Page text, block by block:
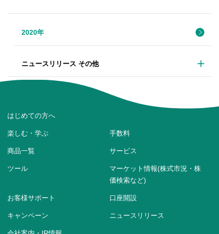
2020年
ニュースリリース その他
はじめての方へ
楽しむ・学ぶ 手数料
商品一覧 サービス
ツール
マーケット情報(株式市況・株
価検索など)
お客様サポート 口座開設
キャンペーン ニュースリリース